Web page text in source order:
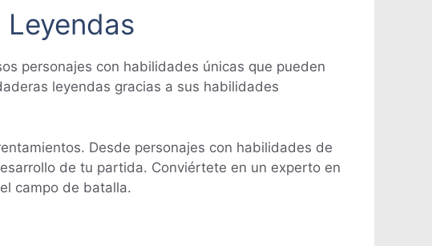
personajes con habilidades únicas que pueden
leyendas gracias a sus habilidades
Desde personajes con habilidades de
de tu partida. Conviértete en un experto en
campo de batalla.